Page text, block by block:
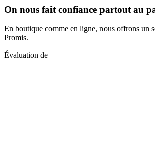
On nous fait confiance partout au
En boutique comme en ligne, nous offrons un
Promis.
Évaluation de